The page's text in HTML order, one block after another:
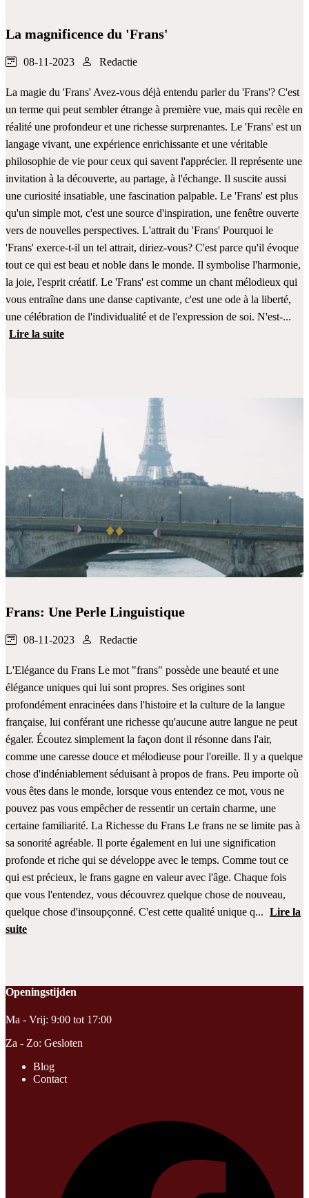
La magnificence du 'Frans'
08-11-2023 Redactie
La magie du 'Frans' Avez-vous déjà entendu parler du 'Frans'? C'est
un terme qui peut sembler étrange à première vue, mais qui recèle en
réalité une profondeur et une richesse surprenantes. Le 'Frans' est un
langage vivant, une expérience enrichissante et une véritable
philosophie de vie pour ceux qui savent l'apprécier. Il représente une
invitation à la découverte, au partage, à l'échange. Il suscite aussi
une curiosité insatiable, une fascination palpable. Le 'Frans' est plus
qu'un simple mot, c'est une source d'inspiration, une fenêtre ouverte
vers de nouvelles perspectives. L'attrait du 'Frans' Pourquoi le
'Frans' exerce-t-il un tel attrait, diriez-vous? C'est parce qu'il évoque
tout ce qui est beau et noble dans le monde. Il symbolise l'harmonie,
la joie, l'esprit créatif. Le 'Frans' est comme un chant mélodieux qui
vous entraîne dans une danse captivante, c'est une ode à la liberté,
une célébration de l'individualité et de l'expression de soi. N'est-...
Lire la suite
Frans: Une Perle Linguistique
08-11-2023 Redactie
L'Elégance du Frans Le mot "frans" possède une beauté et une
élégance uniques qui lui sont propres. Ses origines sont
profondément enracinées dans l'histoire et la culture de la langue
française, lui conférant une richesse qu'aucune autre langue ne peut
égaler. Écoutez simplement la façon dont il résonne dans l'air,
comme une caresse douce et mélodieuse pour l'oreille. Il y a quelque
chose d'indéniablement séduisant à propos de frans. Peu importe où
vous êtes dans le monde, lorsque vous entendez ce mot, vous ne
pouvez pas vous empêcher de ressentir un certain charme, une
certaine familiarité. La Richesse du Frans Le frans ne se limite pas à
sa sonorité agréable. Il porte également en lui une signification
profonde et riche qui se développe avec le temps. Comme tout ce
qui est précieux, le frans gagne en valeur avec l'âge. Chaque fois
que vous l'entendez, vous découvrez quelque chose de nouveau,
quelque chose d'insoupçonné. C'est cette qualité unique q... Lire la
suite
Openingstijden
Ma - Vrij: 9:00 tot 17:00
Za - Zo: Gesloten
Blog
Contact